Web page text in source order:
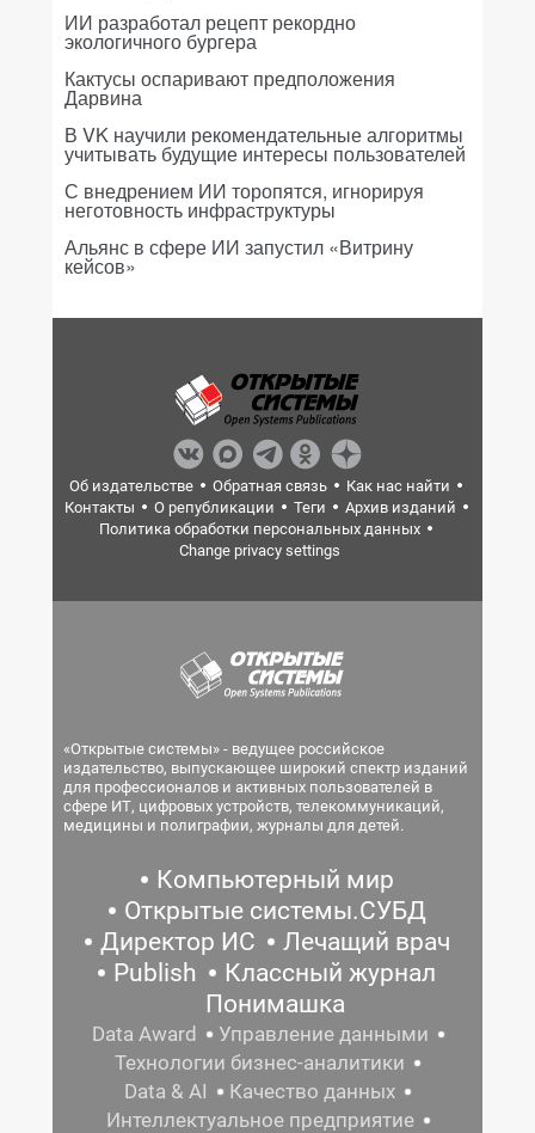
ИИ разработал рецепт рекордно
экологичного бургера
Кактусы оспаривают предположения
Дарвина
В VK научили рекомендательные алгоритмы
учитывать будущие интересы пользователей
С внедрением ИИ торопятся, игнорируя
неготовность инфраструктуры
Альянс в сфере ИИ запустил «Витрину
кейсов»
Об издательстве Обратная связь
Как нас найти
Контакты
О републикации Теги
Архив изданий
Политика обработки персональных данных
Change privacy settings
«Открытые системы» - ведущее российское
издательство, выпускающее широкий спектр изданий
для профессионалов и активных пользователей в
сфере ИТ, цифровых устройств, телекоммуникаций,
медицины и полиграфии, журналы для детей.
Компьютерный мир
Открытые системы.СУБД
Директор ИС
Лечащий врач
Publish
Классный журнал
Понимашка
Data Award
Управление данными
Технологии бизнес-аналитики
Data & AI
Качество данных
Интеллектуальное предприятие